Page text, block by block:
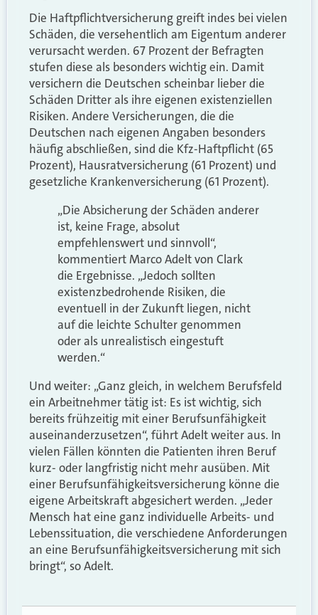
Die Haftpflichtversicherung greift indes bei vielen
Schäden, die versehentlich am Eigentum anderer
verursacht werden. 67 Prozent der Befragten
stufen diese als besonders wichtig ein. Damit
versichern die Deutschen scheinbar lieber die
Schäden Dritter als ihre eigenen existenziellen
Risiken. Andere Versicherungen, die die
Deutschen nach eigenen Angaben besonders
häufig abschließen, sind die Kfz-Haftpflicht (65
Prozent), Hausratversicherung (61 Prozent) und
gesetzliche Krankenversicherung (61 Prozent).
„Die Absicherung der Schäden anderer
ist, keine Frage, absolut
empfehlenswert und sinnvoll“,
kommentiert Marco Adelt von Clark
die Ergebnisse. „Jedoch sollten
existenzbedrohende Risiken, die
eventuell in der Zukunft liegen, nicht
auf die leichte Schulter genommen
oder als unrealistisch eingestuft
werden.“
Und weiter: „Ganz gleich, in welchem Berufsfeld
ein Arbeitnehmer tätig ist: Es ist wichtig, sich
bereits frühzeitig mit einer Berufsunfähigkeit
auseinanderzusetzen“, führt Adelt weiter aus. In
vielen Fällen könnten die Patienten ihren Beruf
kurz- oder langfristig nicht mehr ausüben. Mit
einer Berufsunfähigkeitsversicherung könne die
eigene Arbeitskraft abgesichert werden. „Jeder
Mensch hat eine ganz individuelle Arbeits- und
Lebenssituation, die verschiedene Anforderungen
an eine Berufsunfähigkeitsversicherung mit sich
bringt“, so Adelt.